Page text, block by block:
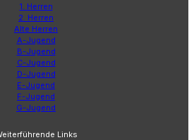
1. Herren
2. Herren
Alte Herren
A-Jugend
B-Jugend
C-Jugend
D-Jugend
E-Jugend
F-Jugend
G-Jugend
Links